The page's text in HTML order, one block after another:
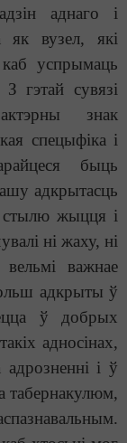
аднаго і
як вузел, які
успрымаць
гэтай сувязі
знак
спецыфіка і
быць
адкрытасць
стылю жыцця і
ні жаху, ні
важнае
адкрыты ў
ў добрых
адносінах,
і ў
табернакулюм,